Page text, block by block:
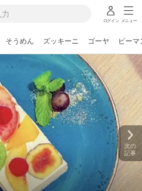
ログイン メニュー
そうめん ズッキーニ ゴーヤ ピーマ
次の
記事